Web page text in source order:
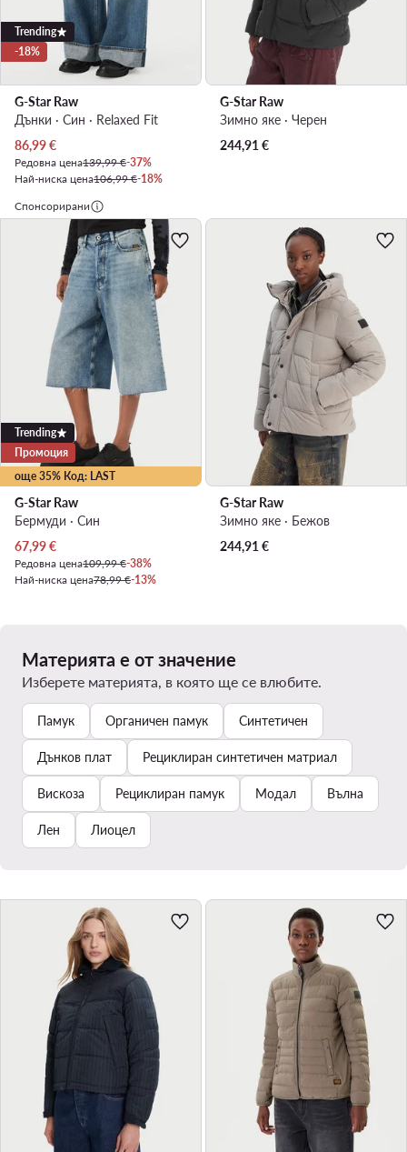
Trending
-18%
G-Star Raw
Дънки · Син · Relaxed Fit
Актуална цена
86,99€
Редовна цена139,99 €-37%
Най-ниска цена106,99 €-18%
G-Star Raw
Зимно яке · Черен
244,91 €
Спонсорирани
още 35% Код: LAST
Trending
Промоция
G-Star Raw
Бермуди · Син
Актуална цена
67,99€
Редовна цена109,99 €-38%
Най-ниска цена78,99 €-13%
G-Star Raw
Зимно яке · Бежов
244,91 €
Материята е от значение
Изберете материята, в която ще се влюбите.
Памук Органичен памук Синтетичен
Дънков плат Рециклиран синтетичен матриал
Вискоза Рециклиран памук Модал Вълна
Лен Лиоцел